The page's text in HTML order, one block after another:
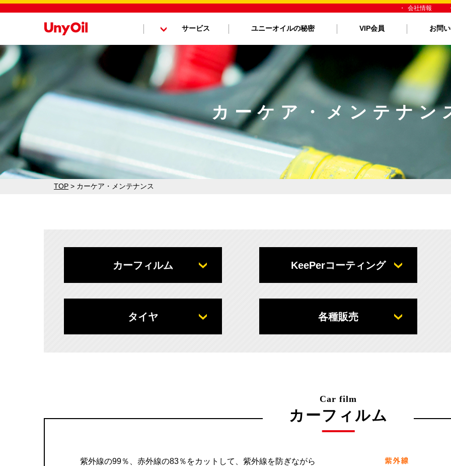
会社情報
サービス ユニーオイルの秘密 VIP会員 お問
カーケア・メンテナン
TOP > カーケア・メンテナンス
カーフィルム KeePerコーティング
タイヤ 各種販売
Car film
カーフィルム
紫外線の99％、赤外線の83％をカットして、紫外線を防ぎながら